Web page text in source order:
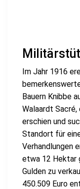
Im Jahr 1916
Bauern Knibbe
Walaardt Sacré,
erschien und
Standort für
Verhandlungen
etwa 12 Hektar
Gulden zu
450.509 Euro